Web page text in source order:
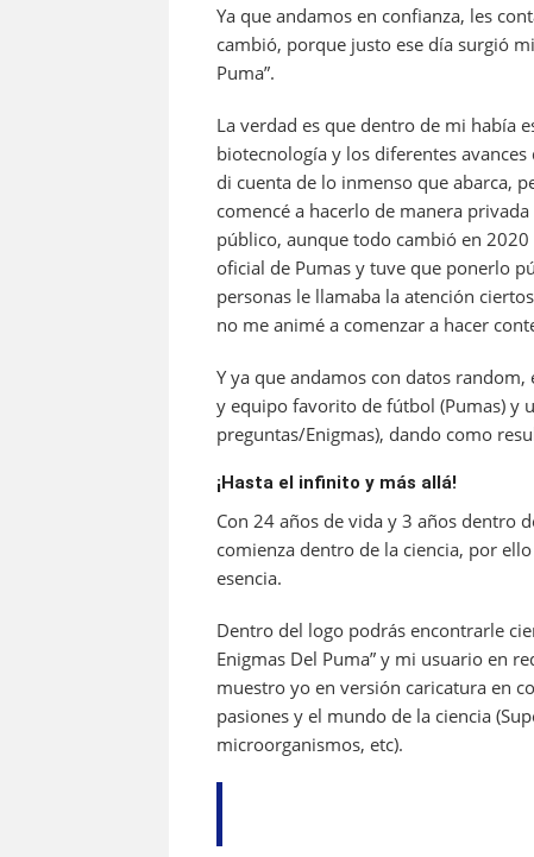
Ya que andamos en confianza, les
cambió, porque justo ese día surgió
Puma”.
La verdad es que dentro de mi había
biotecnología y los diferentes
di cuenta de lo inmenso que abarca,
comencé a hacerlo de manera
público, aunque todo cambió en
oficial de Pumas y tuve que ponerlo
personas le llamaba la atención
no me animé a comenzar a hacer
Y ya que andamos con datos
y equipo favorito de fútbol (Pumas) y
preguntas/Enigmas), dando como
¡Hasta el infinito y más allá!
Con 24 años de vida y 3 años dentro
comienza dentro de la ciencia, por
esencia.
Dentro del logo podrás encontrarle
Enigmas Del Puma” y mi usuario en
muestro yo en versión caricatura en
pasiones y el mundo de la ciencia
microorganismos, etc).